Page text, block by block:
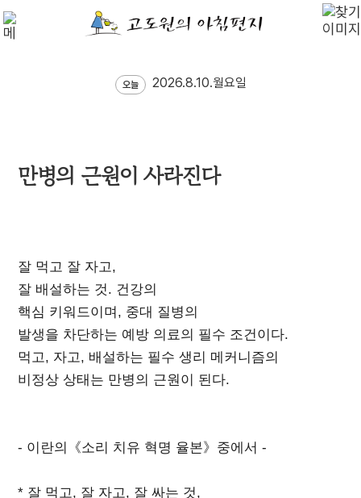
오늘 2026.8.10.월요일
만병의 근원이 사라진다
잘 먹고 잘 자고,
잘 배설하는 것. 건강의
핵심 키워드이며, 중대 질병의
발생을 차단하는 예방 의료의 필수 조건이다.
먹고, 자고, 배설하는 필수 생리 메커니즘의
비정상 상태는 만병의 근원이 된다.
- 이란의《소리 치유 혁명 율본》중에서 -
* 잘 먹고, 잘 자고, 잘 싸는 것,